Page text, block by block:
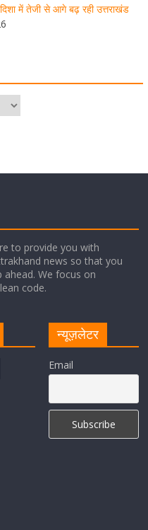
विकास से संबंधित सभी विभाग एक
में श्रमिकों को हर महीने 7 तारीख
पर मिलेगा दोगुना भुगतान
के अनुरोध पर बनबसा रेलवे स्टेशन पर
के ठहराव को स्वीकृति
में तेजी से आगे बढ़ रही उत्तराखंड
to provide you with
news so that you
We focus on
code.
न्यूज़लेटर
Email